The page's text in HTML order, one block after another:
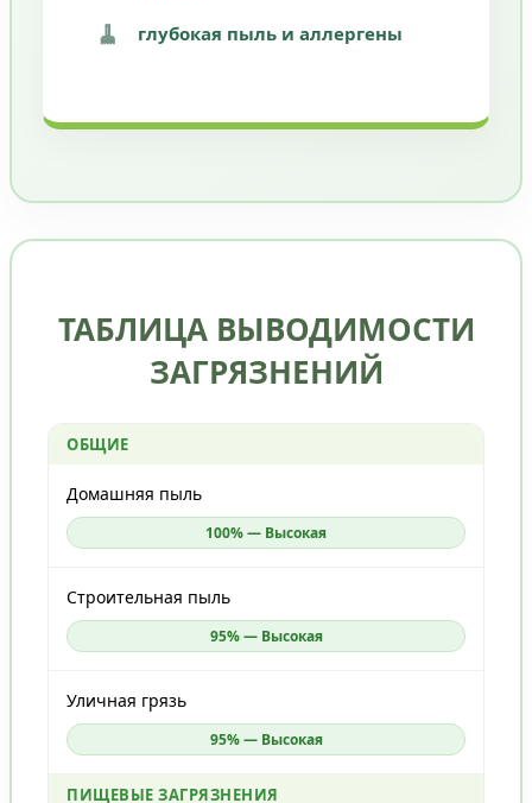
🧹 глубокая пыль и аллергены
ТАБЛИЦА ВЫВОДИМОСТИ
ЗАГРЯЗНЕНИЙ
ОБЩИЕ
Домашняя пыль
100% — Высокая
Строительная пыль
95% — Высокая
Уличная грязь
95% — Высокая
ПИЩЕВЫЕ ЗАГРЯЗНЕНИЯ